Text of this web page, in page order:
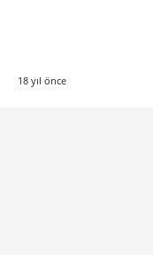
18 yıl önce